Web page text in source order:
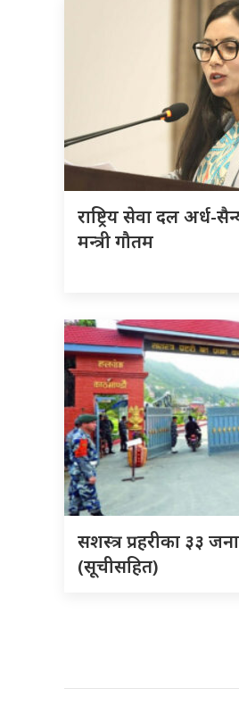
राष्ट्रिय सेवा दल अर्ध-
मन्त्री गौतम
सशस्त्र प्रहरीका ३३
(सूचीसहित)